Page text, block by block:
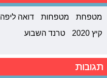
מטפחת מטפחות דואה ליפה
קיץ 2020
טרנד השבוע
תגובות